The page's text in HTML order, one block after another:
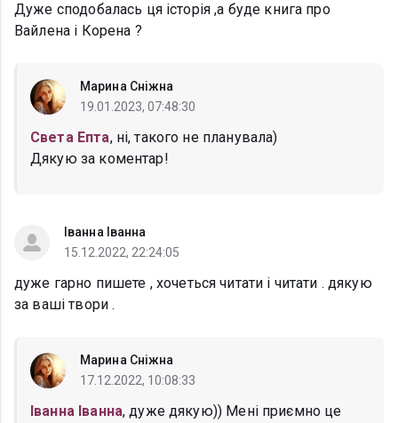
Дуже сподобалась ця історія ,а буде книга про
Вайлена і Корена ?
Марина Сніжна
19.01.2023, 07:48:30
Света Епта, ні, такого не планувала)
Дякую за коментар!
Іванна Іванна
15.12.2022, 22:24:05
дуже гарно пишете , хочеться читати і читати . дякую
за ваші твори .
Марина Сніжна
17.12.2022, 10:08:33
Іванна Іванна, дуже дякую)) Мені приємно це